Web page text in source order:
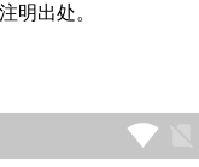
明出处。